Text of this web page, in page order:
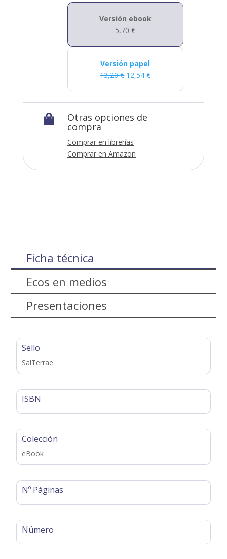
Versión ebook
5,70€
Versión papel
13,20€ 12,54€
 Otras opciones de
compra
Comprar en librerías
Comprar en Amazon
Ficha técnica
Ecos en medios
Presentaciones
Sello
SalTerrae
ISBN
Colección
eBook
Nº Páginas
Número